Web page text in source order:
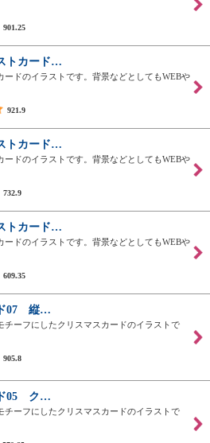
901.25
トカード…
ードのイラストです。背景などとしてもWEBや
921.9
トカード…
ードのイラストです。背景などとしてもWEBや
732.9
トカード…
ードのイラストです。背景などとしてもWEBや
609.35
07 縦…
チーフにしたクリスマスカードのイラストで
905.8
05 ク…
チーフにしたクリスマスカードのイラストで